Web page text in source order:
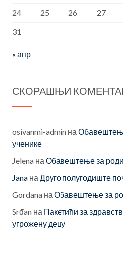
24
25 26 27
31
« апр
СКОРАШЊИ
osivanmi-admin на
ученике
Jelena на Обавештење за
Jana на Друго полугодиште
Gordana на Обавештење за
Srđan на Пакетићи за
угрожену децу